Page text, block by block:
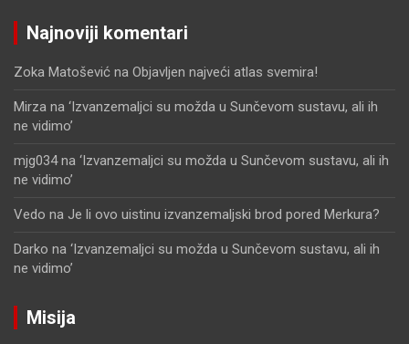
Najnoviji komentari
Zoka Matošević na Objavljen najveći atlas svemira!
Mirza na ‘Izvanzemaljci su možda u Sunčevom sustavu, ali ih
ne vidimo’
mjg034na ‘Izvanzemaljci su možda u Sunčevom sustavu, ali ih
ne vidimo’
Vedo na Je li ovo uistinu izvanzemaljski brod pored Merkura?
Darko na ‘Izvanzemaljci su možda u Sunčevom sustavu, ali ih
ne vidimo’
Misija